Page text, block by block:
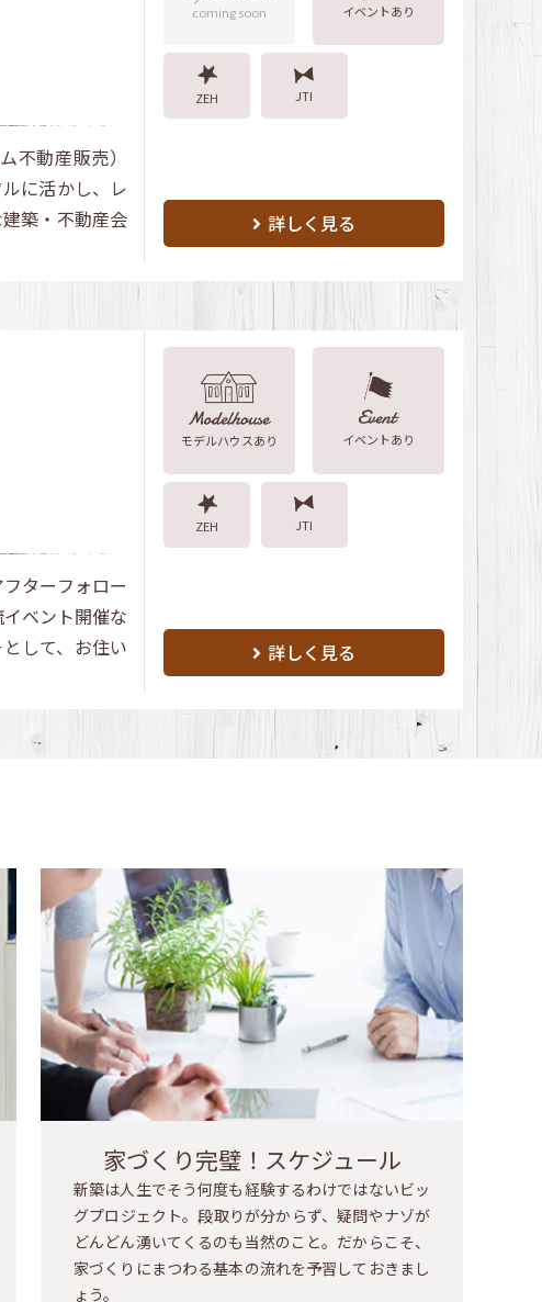
不動産販売）
に活かし、レ
築・不動産会
coming soon イベントあり
ZEH JTI
詳しく見る
ターフォロー
ベント開催な
して、お住い
モデルハウスあり イベントあり
ZEH JTI
詳しく見る
家づくり完璧！スケジュール
新築は人生でそう何度も経験するわけではないビッ
グプロジェクト。段取りが分からず、疑問やナゾが
どんどん湧いてくるのも当然のこと。だからこそ、
家づくりにまつわる基本の流れを予習しておきまし
ょう。